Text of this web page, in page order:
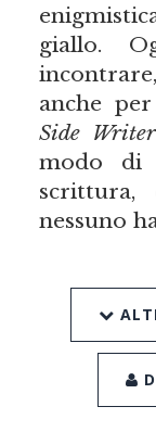
giallo.
anche
Side Writer
modo di
nessuno